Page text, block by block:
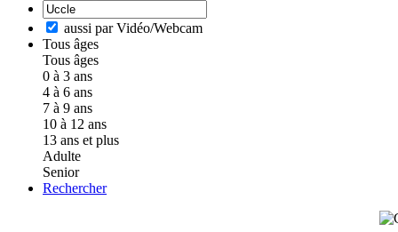
aussi par Vidéo/Webcam
Tous âges
Tous âges
0 à 3 ans
4 à 6 ans
7 à 9 ans
10 à 12 ans
13 ans et plus
Adulte
Senior
Rechercher